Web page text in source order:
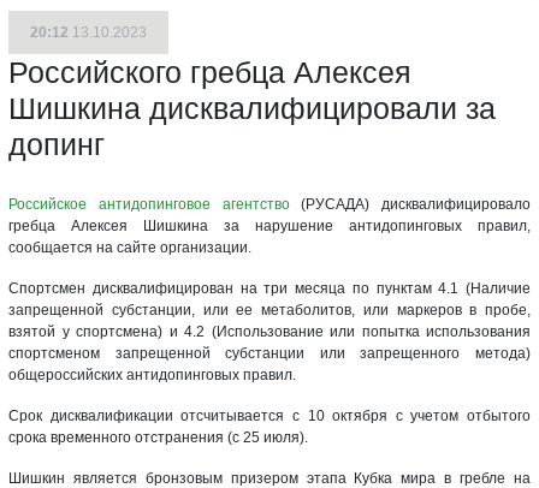
20:12 13.10.2023
Российского гребца Алексея
Шишкина дисквалифицировали за
допинг
Российское антидопинговое агентство(РУСАДА) дисквалифицировало
гребца Алексея Шишкина за нарушение антидопинговых правил,
сообщается на сайте организации.
Спортсмен дисквалифицирован на три месяца по пунктам 4.1 (Наличие
запрещенной субстанции, или ее метаболитов, или маркеров в пробе,
взятой у спортсмена) и 4.2 (Использование или попытка использования
спортсменом запрещенной субстанции или запрещенного метода)
общероссийских антидопинговых правил.
Срок дисквалификации отсчитывается с 10 октября с учетом отбытого
срока временного отстранения (с 25 июля).
Шишкин является бронзовым призером этапа Кубка мира в гребле на